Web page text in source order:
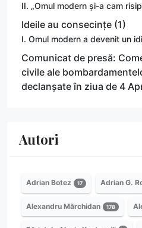
II. „Omul modern și-a cam
Ideile au consecințe (1)
I. Omul modern a devenit un
Comunicat de presă:
civile ale
declanșate în ziua de 4
Autori
Adrian Botez 17 Adrian G.
Alexandru Mărchidan 178